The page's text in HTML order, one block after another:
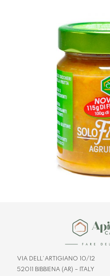
VIA DELL’ARTIGIANO 10/12
52011 BIBBIENA (AR) – ITALY